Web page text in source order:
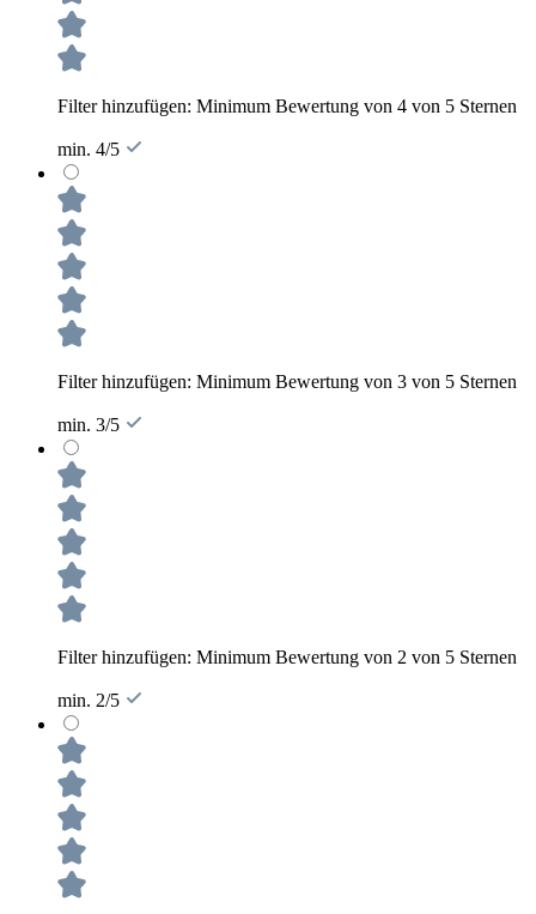
Filter hinzufügen: Minimum Bewertung von 4 von 5 Sternen
min. 4/5
Filter hinzufügen: Minimum Bewertung von 3 von 5 Sternen
min. 3/5
Filter hinzufügen: Minimum Bewertung von 2 von 5 Sternen
min. 2/5